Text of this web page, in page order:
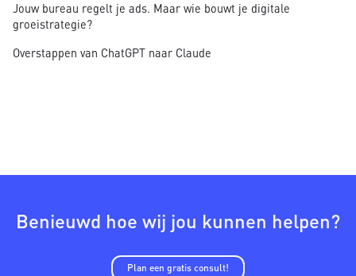
Jouw bureau regelt je ads. Maar wie bouwt je digitale
groeistrategie?
Overstappen van ChatGPT naar Claude
Benieuwd hoe wij jou kunnen helpen?
Plan een gratis consult!